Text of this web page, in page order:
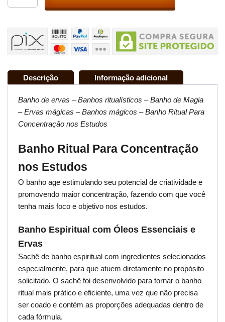
Descrição Informação adicional
Banho de ervas – Banhos ritualísticos – Banho de Magia
– Ervas mágicas – Banhos mágicos – Banho Ritual Para
Concentração nos Estudos
Banho Ritual Para Concentração
nos Estudos
O banho age estimulando seu potencial de criatividade e
promovendo maior concentração, fazendo com que você
tenha mais foco e objetivo nos estudos.
Banho Espiritual com Óleos Essenciais e
Ervas
Sachê de banho espiritual com ingredientes selecionados
especialmente, para que atuem diretamente no propósito
solicitado. O sachê foi desenvolvido para tornar o banho
ritual mais prático e eficiente, uma vez que não precisa
ser coado e contém as proporções adequadas dentro de
cada fórmula.